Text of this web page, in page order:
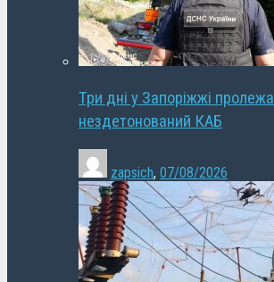
Три дні у Запоріжжі
нездетонований КАБ
zapsich, 07/08/2026